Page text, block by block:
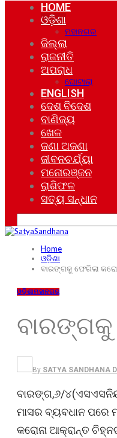
HOME
ଓଡ଼ିଶା
ମହାନଗର
ଜିଲ୍ଲା
ରାଜନୀତି
ଅପରାଧ
ଘୋଟାଲା
ENGLISH
ଦେଶ ବିଦେଶ
ବାଣିଜ୍ୟ
ଖେଳ
ଜଣା ଅଜଣା
ଜୀବନଚର୍ଯ୍ୟା
ମନୋରଞ୍ଜନ
ରାଶିଫଳ
ସତ୍ୟ ସନ୍ଧାନ
Home
ଓଡ଼ିଶା
ବାରଙ୍ଗକୁ ଫେରିଲା
ଓଡ଼ିଶାମହାନଗର
ବାରଙ୍ଗକୁ
By SATYA SANDHANA
ବାରଙ୍ଗ,୬/
ମାସର ବ୍ୟବଧାନ
କରୋନା ଆକ୍ରାନ୍ତ